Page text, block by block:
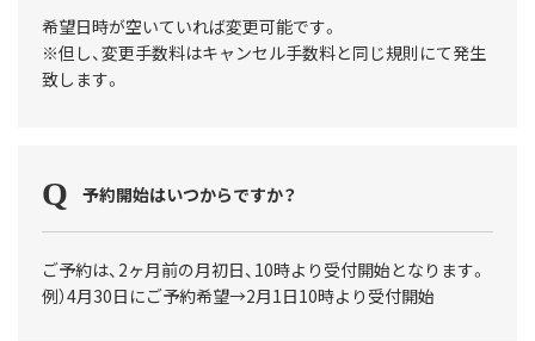
希望日時が空いていれば変更可能です。
※但し、変更手数料はキャンセル手数料と同じ規則にて発生
致します。
予約開始はいつからですか？
ご予約は、2ヶ月前の月初日、10時より受付開始となります。
例）4月30日にご予約希望→2月1日10時より受付開始